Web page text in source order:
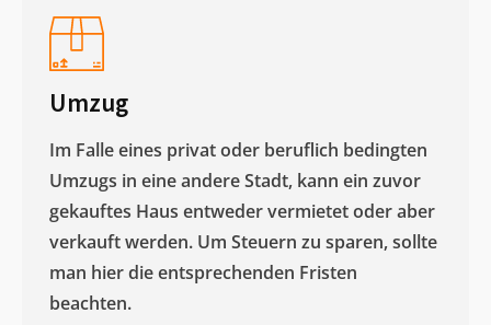
Umzug
Im Falle eines privat oder beruflich bedingten
Umzugs in eine andere Stadt, kann ein zuvor
gekauftes Haus entweder vermietet oder aber
verkauft werden. Um Steuern zu sparen, sollte
man hier die entsprechenden Fristen
beachten.